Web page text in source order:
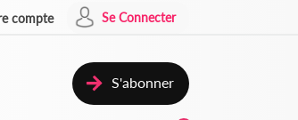
compte Se Connecter
S'abonner